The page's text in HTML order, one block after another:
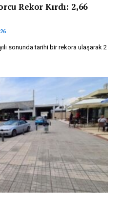
Rekor Kırdı: 2,66
sonunda tarihi bir rekora ulaşarak 2